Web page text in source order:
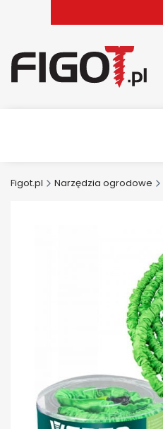
Figot.pl Narzędzia ogrodowe